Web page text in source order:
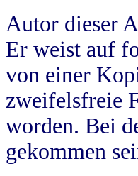
Autor dieser
Er weist auf
von einer
zweifelsfreie
worden. Bei
gekommen